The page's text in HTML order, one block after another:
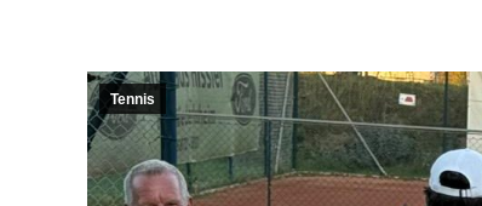
Tennis